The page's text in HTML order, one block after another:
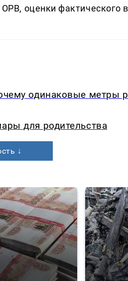
оценки фактического
одинаковые метры
для родительства
↓